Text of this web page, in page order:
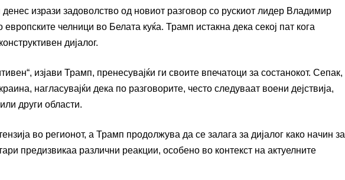
изрази задоволство од новиот разговор со рускиот лидер Владимир
челници во Белата куќа. Трамп истакна дека секој пат кога
дијалог.
изјави Трамп, пренесувајќи ги своите впечатоци за состанокот. Сепак,
нагласувајќи дека по разговорите, често следуваат воени дејствија,
други области.
во регионот, а Трамп продолжува да се залага за дијалог како начин за
предизвикаа различни реакции, особено во контекст на актуелните